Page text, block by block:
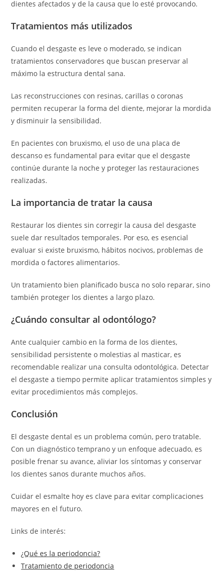
dientes afectados y de la causa que lo esté provocando.
Tratamientos más utilizados
Cuando el desgaste es leve o moderado, se indican
tratamientos conservadores que buscan preservar al
máximo la estructura dental sana.
Las reconstrucciones con resinas, carillas o coronas
permiten recuperar la forma del diente, mejorar la mordida
y disminuir la sensibilidad.
En pacientes con bruxismo, el uso de una placa de
descanso es fundamental para evitar que el desgaste
continúe durante la noche y proteger las restauraciones
realizadas.
La importancia de tratar la causa
Restaurar los dientes sin corregir la causa del desgaste
suele dar resultados temporales. Por eso, es esencial
evaluar si existe bruxismo, hábitos nocivos, problemas de
mordida o factores alimentarios.
Un tratamiento bien planificado busca no solo reparar, sino
también proteger los dientes a largo plazo.
¿Cuándo consultar al odontólogo?
Ante cualquier cambio en la forma de los dientes,
sensibilidad persistente o molestias al masticar, es
recomendable realizar una consulta odontológica. Detectar
el desgaste a tiempo permite aplicar tratamientos simples y
evitar procedimientos más complejos.
Conclusión
El desgaste dental es un problema común, pero tratable.
Con un diagnóstico temprano y un enfoque adecuado, es
posible frenar su avance, aliviar los síntomas y conservar
los dientes sanos durante muchos años.
Cuidar el esmalte hoy es clave para evitar complicaciones
mayores en el futuro.
Links de interés:
¿Qué es la periodoncia?
Tratamiento de periodoncia